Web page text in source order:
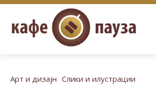
Арт и дизајн Слики и илустрации